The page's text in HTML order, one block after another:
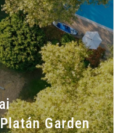
Garden